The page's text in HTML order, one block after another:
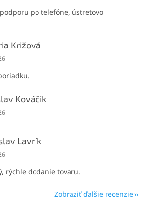
po telefóne, ústretovo
Križová
obchodu je 5 z 5 hviezdičiek.
Kováčik
obchodu je 5 z 5 hviezdičiek.
Lavrík
obchodu je 5 z 5 hviezdičiek.
rýchle dodanie tovaru.
Zobraziť ďalšie recenzie